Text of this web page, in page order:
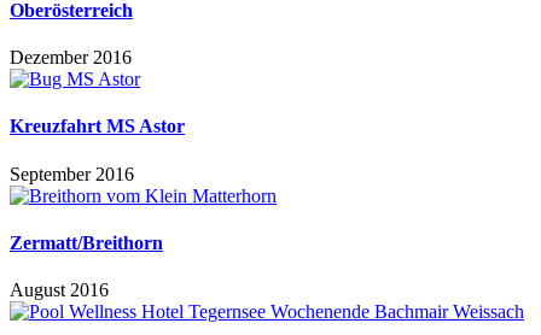
Oberösterreich
Dezember 2016
Kreuzfahrt MS Astor
September 2016
Zermatt/Breithorn
August 2016